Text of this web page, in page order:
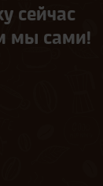
сейчас
мы сами!